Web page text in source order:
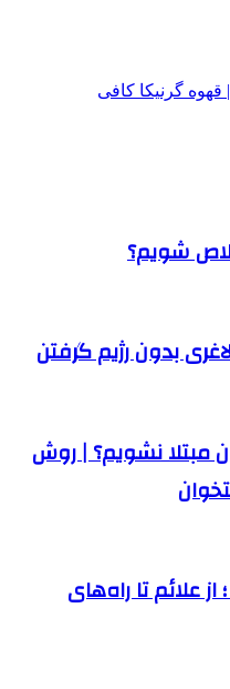
قهوه گرنیکا کافی
شویم؟
بدون رژیم گرفتن
مبتلا نشویم؟ | روش
علائم تا راه‌های